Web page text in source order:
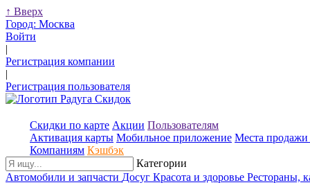
↑ Вверх
Город: Москва
Войти
|
Регистрация компании
|
Регистрация пользователя
Скидки по карте Акции Пользователям
Активация карты Мобильное приложение Места продажи
Компаниям Кэшбэк
Категории
Автомобили и запчасти Досуг Красота и здоровье Рестораны,